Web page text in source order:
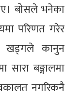
बोसले भनेका
परिणत गरेर
खड्गले कानुन
सारा बङ्गालमा
नगरिकनै